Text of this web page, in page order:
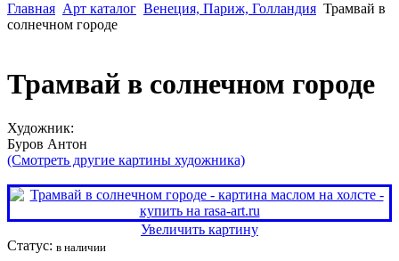
Главная Арт каталог Венеция, Париж, Голландия Трамвай в
солнечном городе
Трамвай в солнечном городе
Художник:
Буров Антон
(Смотреть другие картины художника)
Увеличить картину
Статус: в наличии